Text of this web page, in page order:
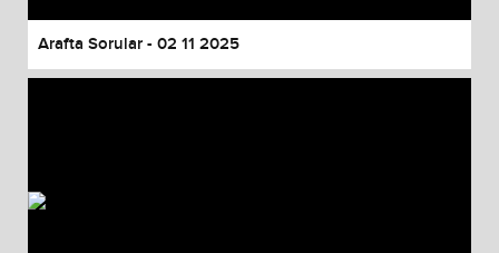
Arafta Sorular - 02 11 2025